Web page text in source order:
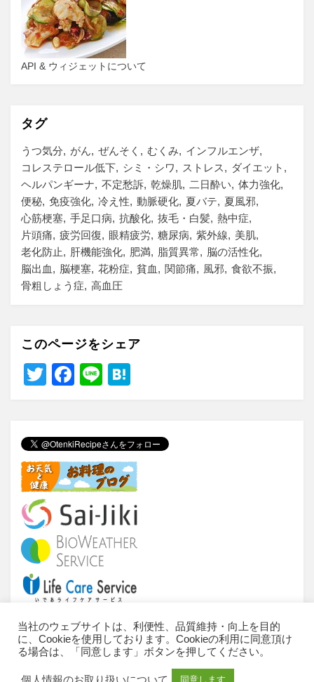
API & ウィジェットについて
タグ
うつ気分 がん ぜんそく むくみ
インフルエンザ
コレステロール低下
シミ・シワ ストレス
ダイエット
ヘルパンギーナ
不定愁訴 乾燥肌 二日酔い
体力強化
便秘 免疫強化 冷え性 動脈硬化 夏バテ
夏風邪
心筋梗塞 手足口病 抗酸化 抜毛・白髪 熱中症
片頭痛
疲労回復 眼精疲労 糖尿病 紫外線
美肌
老化防止
肝機能強化 肥満 脂質異常
脳の活性化
脳出血
脳梗塞 花粉症 貧血 関節痛 風邪 食欲不振
骨粗しょう症
高血圧
このページをシェア
T
er
F
e
b
o
o
k
Li
n
a
当サイトについて ご利用条件
推奨環境
個人情報のお取扱いについて
お問い合わせ
当社のウェブサイトは、利便性、品質維持・向上を目的
に、Cookieを使用しております。Cookieの利用に同意頂け
る場合は、「同意します」ボタンを押してください。
個人情報のお取り扱いについて 同意します